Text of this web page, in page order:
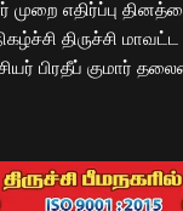
எதிர்ப்பு
திருச்சி
பிரதீப் குமார்